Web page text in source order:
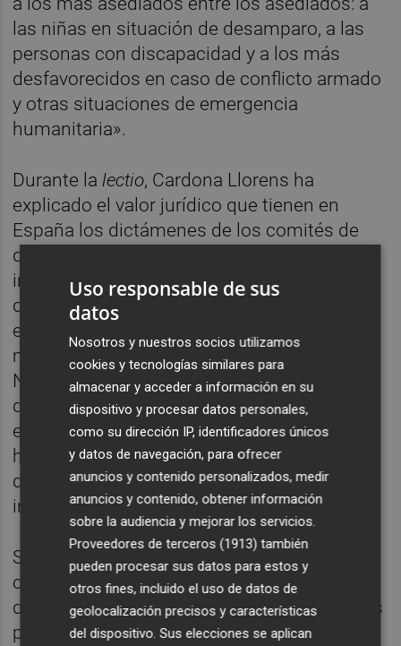
las niñas en situación de desamparo, a las
personas con discapacidad y a los más
desfavorecidos en caso de conflicto armado
y otras situaciones de emergencia
humanitaria».
Durante lalectio, Cardona Llorens ha
explicado el valor jurídico que tienen en
España los dictámenes de los comités de
derechos humanos sobre las denuncias
individuales de vulneración de esos
derechos. El profesor ha puesto como
ejemplo el caso concreto de un ciudadano
marroquí y belga, donde la Audiencia
Nacional ha cuestionado el valor vinculante
de los dictámenes del Comité porque no
eran resoluciones judiciales y dijo que si
había que exigir el cumplimiento del
dictamen, habría que ir a instancias
internacionales competentes.
Sin embargo, el Tribunal Supremo, en un
caso de violencia de género declaró que los
dictámenes de los comités eran obligatorios
para España, en una resolución que ha
Uso responsable de sus
datos
Nosotros y nuestros socios utilizamos
cookies y tecnologías similares para
almacenar y acceder a información en su
dispositivo y procesar datos personales,
como su dirección IP, identificadores únicos
y datos de navegación, para ofrecer
anuncios y contenido personalizados, medir
anuncios y contenido, obtener información
sobre la audiencia y mejorar los servicios.
Proveedores de terceros (1913) también
pueden procesar sus datos para estos y
otros fines, incluido el uso de datos de
geolocalización precisos y características
del dispositivo. Sus elecciones se aplican